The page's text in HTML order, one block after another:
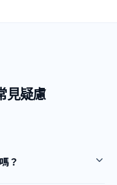
見疑慮
？